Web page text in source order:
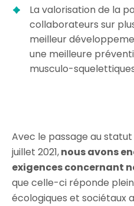
La valorisation de la
collaborateurs sur
meilleur
une meilleure
musculo-
Avec le passage au
juillet 2021,nous avons
exigences concernant
que celle-ci réponde
écologiques et sociétaux